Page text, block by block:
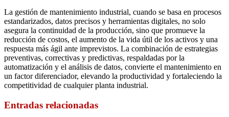
La gestión de mantenimiento industrial, cuando se basa en procesos
estandarizados, datos precisos y herramientas digitales, no solo
asegura la continuidad de la producción, sino que promueve la
reducción de costos, el aumento de la vida útil de los activos y una
respuesta más ágil ante imprevistos. La combinación de estrategias
preventivas, correctivas y predictivas, respaldadas por la
automatización y el análisis de datos, convierte el mantenimiento en
un factor diferenciador, elevando la productividad y fortaleciendo la
competitividad de cualquier planta industrial.
Entradas relacionadas